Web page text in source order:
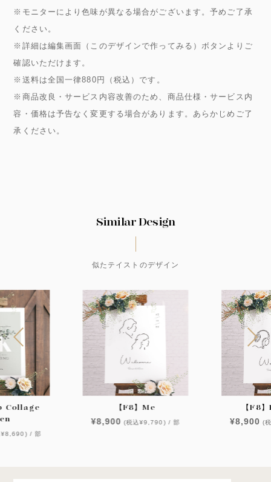
※モニターにより色味が異なる場合がございます。予めご了承
ください。
※詳細は編集画面（このデザインで作ってみる）ボタンよりご
確認いただけます。
※送料は全国一律880円（税込）です。
※商品改良・サービス内容改善のため、商品仕様・サービス内
容・価格は予告なく変更する場合があります。あらかじめご了
承ください。
Similar Design
似たテイストのデザイン
Collage
¥8,690) / 部
【F8】Me
¥8,900 (税込¥9,790) / 部
【F8
¥8,900 (